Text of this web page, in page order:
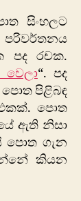
සිංහලට
පද රචක.
“. පද
පිළිබඳ
පොත
ඇති නිසා
පොත ගැන
කියන